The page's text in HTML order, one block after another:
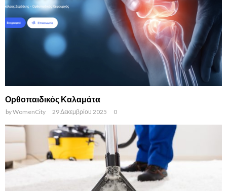
Ορθοπαιδικός Καλαμάτα
byWomenCity 29 Δεκεμβρίου 2025 0